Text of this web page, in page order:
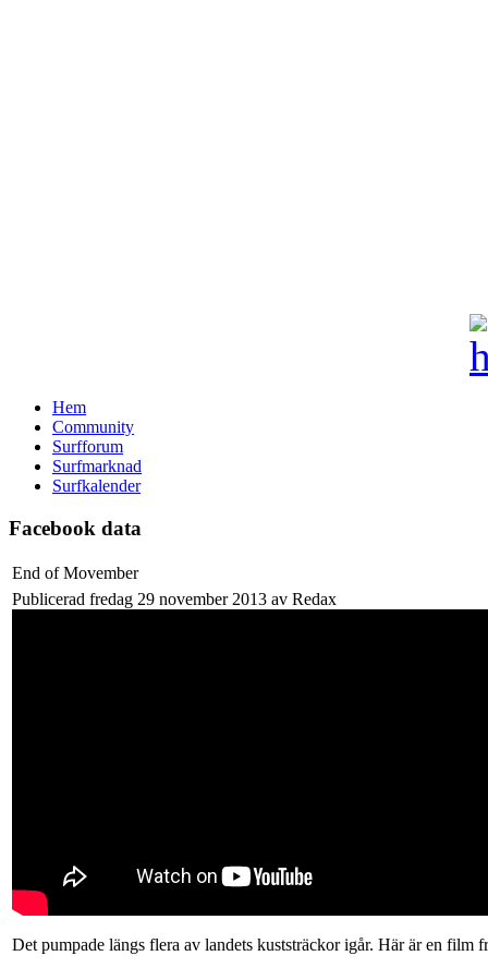
Hem
Community
Surfforum
Surfmarknad
Surfkalender
Facebook data
End of Movember
Publicerad fredag 29 november 2013 av Redax
Det pumpade längs flera av landets kuststräckor igår. Här är en